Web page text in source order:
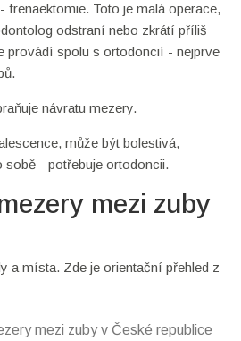
frenaektomie. Toto je malá operace,
odstraní nebo zkrátí příliš
provádí spolu s ortodoncií - nejprve
návratu mezery.
může být bolestivá,
- potřebuje ortodoncii.
mezi zuby
a místa. Zde je orientační přehled z
mezi zuby v České republice